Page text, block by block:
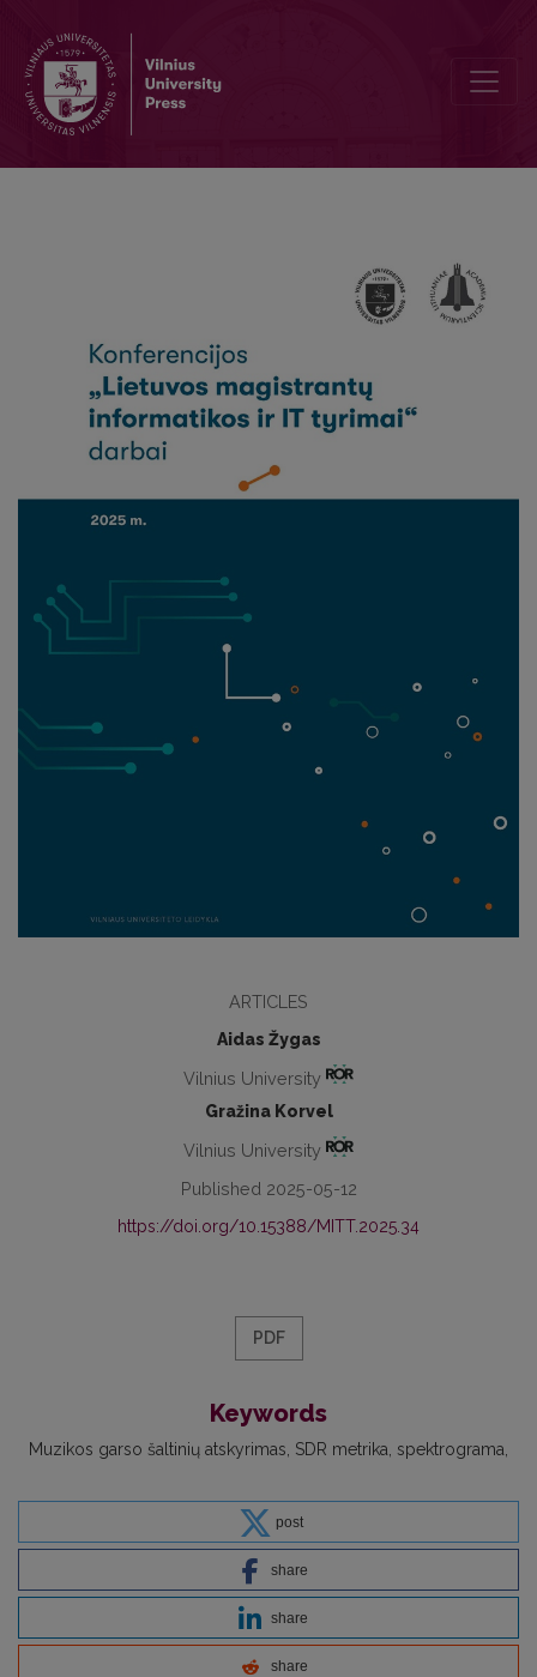
ARTICLES
Aidas Žygas
Vilnius University
Gražina Korvel
Vilnius University
Published 2025-05-12
https://doi.org/10.15388/MITT.2025.34
PDF
Keywords
Muzikos garso šaltinių atskyrimas SDR metrika spektrograma
post
share
share
share